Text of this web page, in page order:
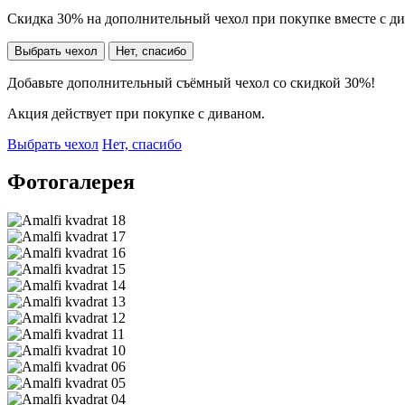
Скидка 30% на дополнительный чехол при покупке вместе с
Выбрать чехол Нет, спасибо
Добавьте дополнительный съёмный чехол со скидкой 30%!
Акция действует при покупке с диваном.
Выбрать чехол Нет, спасибо
Фотогалерея